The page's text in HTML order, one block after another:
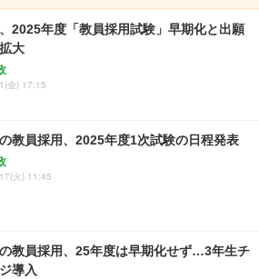
2025年度「教員採用試験」早期化と出願
大
金) 17:15
教員採用、2025年度1次試験の日程発表
火) 11:45
教員採用、25年度は早期化せず…3年生チ
導入